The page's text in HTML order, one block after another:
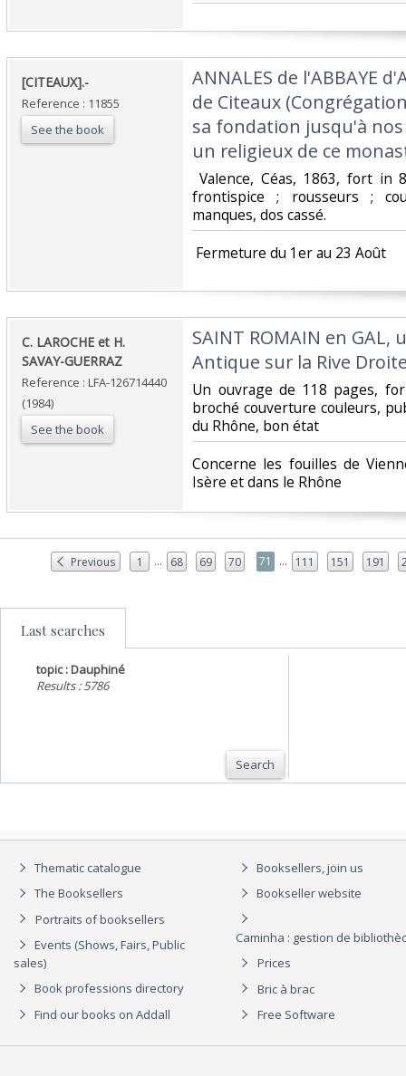
‎[CITEAUX].-‎
Reference : 11855
See the book
‎ANNALES de l'ABBAYE
de Citeaux
sa fondation jusqu'à nos
un religieux de ce
Valence, Céas, 1863, fort in
frontispice ; rousseurs ;
manques, dos cassé. ‎
‎ Fermeture du 1er au 23 Août‎
‎C. LAROCHE et H.
SAVAY-GUERRAZ‎
Reference : LFA-126714440
(1984)
See the book
‎SAINT ROMAIN en
Antique sur la Rive
‎Un ouvrage de 118 pages,
broché couverture couleurs,
du Rhône, bon état‎
‎Concerne les fouilles de
Isère et dans le Rhône‎
Previous 1 ... 68 69 70 71 ... 111 151 191
Last searches
topic : Dauphiné
Results : 5786
Search
Thematic catalogue
The Booksellers
Portraits of booksellers
Events (Shows, Fairs, Public
sales)
Book professions directory
Find our books on Addall
Booksellers, join us
Bookseller website
Caminha : gestion de
Prices
Bric à brac
Free Software